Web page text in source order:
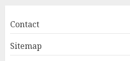
Contact
Sitemap